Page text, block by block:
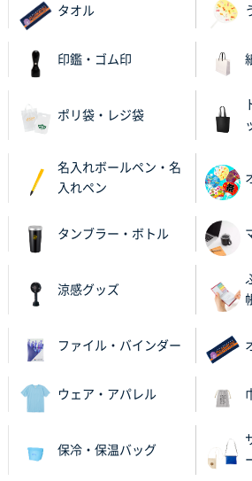
ワンポイント箔押し紙袋 M横サ
価格と納期が希望に合ったから
神奈川県S社様
ワンポイント箔押し紙袋 M横サイ
富山県O社様
uni ジェットストリーム 07
100枚
安い、早い
埼玉県G社様
タオル
印鑑・ゴム印
ポリ袋・レジ袋
名入れボールペン・名
入れペン
タンブラー・ボトル
涼感グッズ
ファイル・バインダー
ウェア・アパレル
保冷・保温バッグ